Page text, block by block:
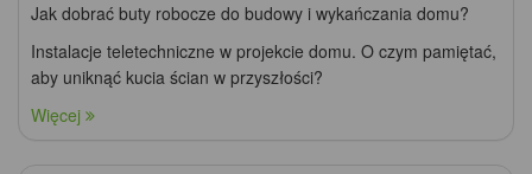
Jak dobrać buty robocze do budowy i wykańczania domu?
Instalacje teletechniczne w projekcie domu. O czym pamiętać,
aby uniknąć kucia ścian w przyszłości?
Więcej